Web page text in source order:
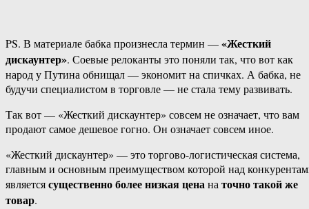
PS. В материале бабка произнесла термин —«Жесткий
дискаунтер». Соевые релоканты это поняли так, что вот как
народ у Путина обнищал — экономит на спичках. А бабка, не
будучи специалистом в торговле — не стала тему развивать.
Так вот — «Жесткий дискаунтер» совсем не означает, что вам
продают самое дешевое гогно. Он означает совсем иное.
«Жесткий дискаунтер» — это торгово-логистическая система,
главным и основным преимуществом которой над
являетсясущественно более низкая ценанаточно такой же
товар.